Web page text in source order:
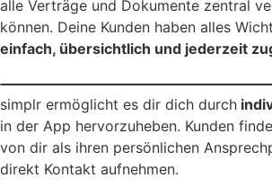
alle Verträge und Dokumente zentral
können. Deine Kunden haben alles
einfach, übersichtlich und jederzeit
simplr ermöglicht es dir dich durch
in der App hervorzuheben. Kunden
von dir als ihren persönlichen
direkt Kontakt aufnehmen.